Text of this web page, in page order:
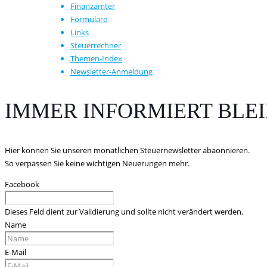
Finanzämter
Formulare
Links
Steuerrechner
Themen-Index
Newsletter-Anmeldung
IMMER INFORMIERT
Hier können Sie unseren monatlichen Steuernewsletter abaonnieren.
So verpassen Sie keine wichtigen Neuerungen mehr.
Facebook
Dieses Feld dient zur Validierung und sollte nicht verändert werden.
Name
E-Mail